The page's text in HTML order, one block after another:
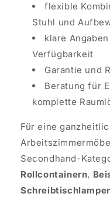
flexible
Stuhl und
klare
Verfügbarkeit
Garantie und
Beratung für
komplette
Für eine
Secondhand-
Rollcontainern,